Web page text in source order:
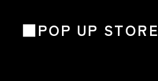
■POP UP STORE